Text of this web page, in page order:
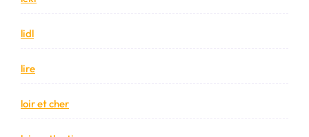
lidl
lire
loir et cher